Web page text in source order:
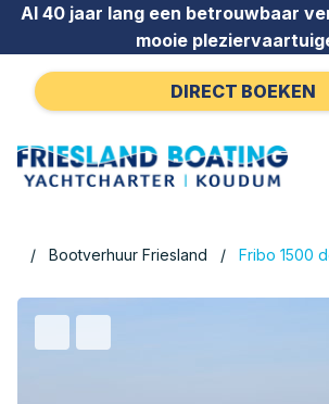
Ga naar de inhoud
Al 40 jaar lang een betrouwbaar
mooie
DIRECT BOEKEN
Bootverhuur Friesland Fribo 1500